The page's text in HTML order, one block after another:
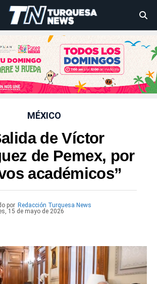
MÉXICO
de Víctor
de Pemex, por
académicos”
por Redacción Turquesa News
15 de mayo de 2026